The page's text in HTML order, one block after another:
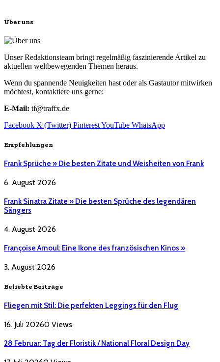
Über uns
Unser Redaktionsteam bringt regelmäßig faszinierende Artikel zu
aktuellen weltbewegenden Themen heraus.
Wenn du spannende Neuigkeiten hast oder als Gastautor mitwirken
möchtest, kontaktiere uns gerne:
E-Mail: tf@traffx.de
Facebook X (Twitter) PinterestYouTube WhatsApp
Empfehlungen
Frank Sprüche » Die besten Zitate und Weisheiten von Frank
6. August 2026
Frank Sinatra Zitate » Die besten Sprüche des legendären
Sängers
4. August 2026
Françoise Arnoul: Eine Ikone des französischen Kinos »
3. August 2026
Beliebte Beiträge
Fliegen mit Stil: Die perfekten Leggings für den Flug
16. Juli 20260 Views
28 Februar: Tag der Floristik / National Floral Design Day